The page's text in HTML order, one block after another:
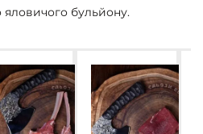
яловичого бульйону.